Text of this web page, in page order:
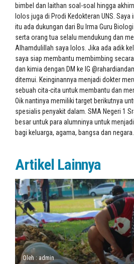
bimbel dan laithan soal-soal hingga
lolos juga di Prodi Kedokteran UNS.
itu ada dukungan dari Bu Irma Guru
serta orang tua selalu mendukung dan
Alhamdulillah saya lolos. Jika ada adik
saya siap membantu membimbing
dan kimia dengan DM ke IG
ditemui. Keinginannya menjadi dokter
sebuah cita-cita untuk membantu dan
Oik nantinya memiliki target berikutnya
spesialis penyakit dalam. SMA Negeri 1
besar untuk para alumninya untuk
bagi keluarga, agama, bangsa dan negara.
Artikel Lainnya
Oleh : admin